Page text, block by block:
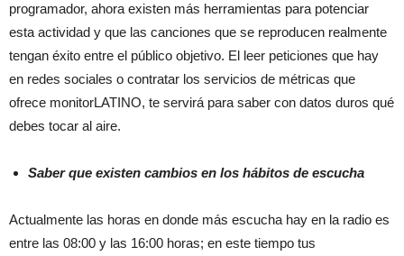
programador, ahora existen más herramientas para potenciar
esta actividad y que las canciones que se reproducen realmente
tengan éxito entre el público objetivo. El leer peticiones que hay
en redes sociales o contratar los servicios de métricas que
ofrece monitorLATINO, te servirá para saber con datos duros qué
debes tocar al aire.
Saber que existen cambios en los hábitos de escucha
Actualmente las horas en donde más escucha hay en la radio es
entre las 08:00 y las 16:00 horas; en este tiempo tus